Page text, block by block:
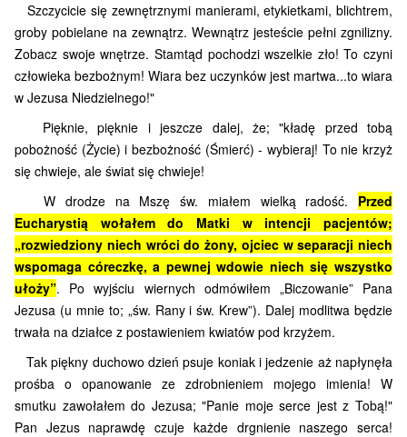
Szczycicie się zewnętrznymi manierami, etykietkami, blichtrem,
groby pobielane na zewnątrz. Wewnątrz jesteście pełni zgnilizny.
Zobacz swoje wnętrze. Stamtąd pochodzi wszelkie zło! To czyni
człowieka bezbożnym! Wiara bez uczynków jest martwa...to wiara
w Jezusa Niedzielnego!"
Pięknie, pięknie i jeszcze dalej, że; "kładę przed tobą
pobożność (Życie) i bezbożność (Śmierć) - wybieraj! To nie krzyż
się chwieje, ale świat się chwieje!
W drodze na Mszę św. miałem wielką radość. Przed
Eucharystią wołałem do Matki w intencji pacjentów;
„rozwiedziony niech wróci do żony, ojciec w separacji niech
wspomaga córeczkę, a pewnej wdowie niech się wszystko
ułoży”. Po wyjściu wiernych odmówiłem „Biczowanie” Pana
Jezusa (u mnie to; „św. Rany i św. Krew”). Dalej modlitwa będzie
trwała na działce z postawieniem kwiatów pod krzyżem.
Tak piękny duchowo dzień psuje koniak i jedzenie aż napłynęła
prośba o opanowanie ze zdrobnieniem mojego imienia! W
smutku zawołałem do Jezusa; "Panie moje serce jest z Tobą!"
Pan Jezus naprawdę czuje każde drgnienie naszego serca!